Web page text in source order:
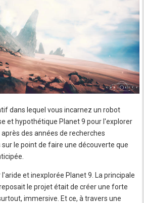
dans lequel vous incarnez un robot
et hypothétique Planet 9 pour l'explorer
des années de recherches
le point de faire une découverte que
et inexplorée Planet 9. La principale
le projet était de créer une forte
immersive. Et ce, à travers une